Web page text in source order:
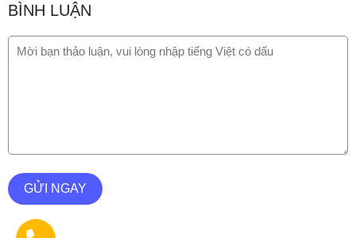
BÌNH LUẬN
GỬI NGAY